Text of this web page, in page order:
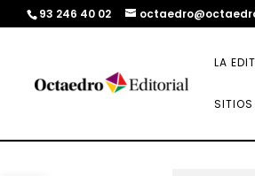
93 246 40 02
LA
SITIOS